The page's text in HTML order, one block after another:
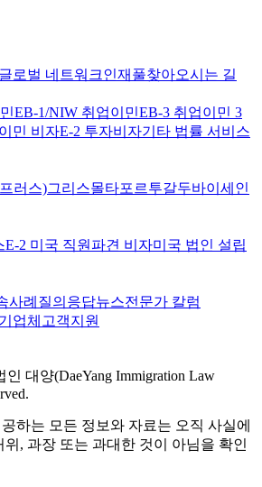
글로벌 네트워크인재풀찾아오시는 길
EB-1/NIW 취업이민EB-3 취업이민 3
민 비자E-2 투자비자기타 법률 서비스
러스)그리스몰타포르투갈두바이 세인
E-2 미국 직원파견 비자미국 법인 설립
사례 질의응답뉴스전문가 칼럼
기업체 고객지원
대양(DaeYang Immigration Law
하는 모든 정보와 자료는 오직 사실에
, 과장 또는 과대한 것이 아님을 확인